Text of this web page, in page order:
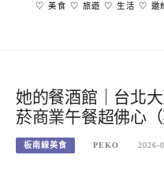
♡ 美食 ♡ 旅遊 ♡ 生活 ♡ 邀約
她的餐酒館｜台北
菸商業午餐超佛心（
板南線美食 PEKO 2026-